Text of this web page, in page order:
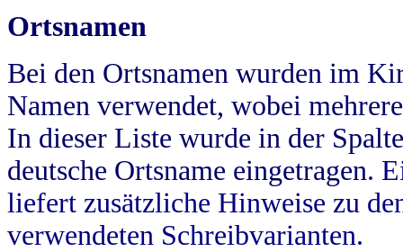
Ortsnamen
Bei den Ortsnamen wurden im
Namen verwendet, wobei
In dieser Liste wurde in der
deutsche Ortsname eingetragen.
liefert zusätzliche Hinweise zu
verwendeten Schreibvarianten.